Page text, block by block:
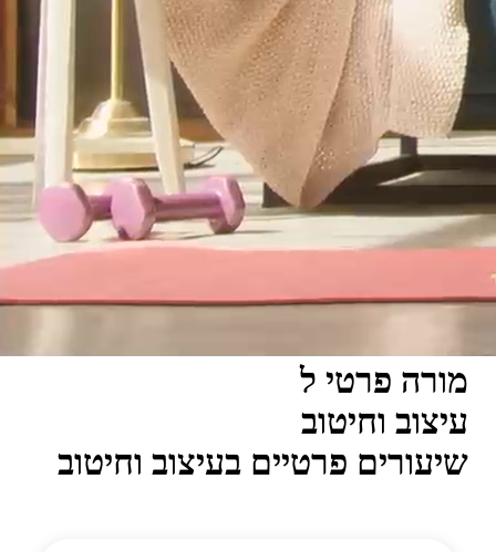
מורה פרטי ל
עיצוב וחיטוב
שיעורים פרטיים בעיצוב וחיטוב